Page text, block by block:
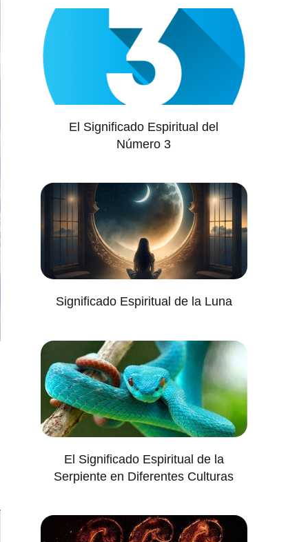
El Significado Espiritual del
Número 3
Significado Espiritual de la Luna
El Significado Espiritual de la
Serpiente en Diferentes Culturas